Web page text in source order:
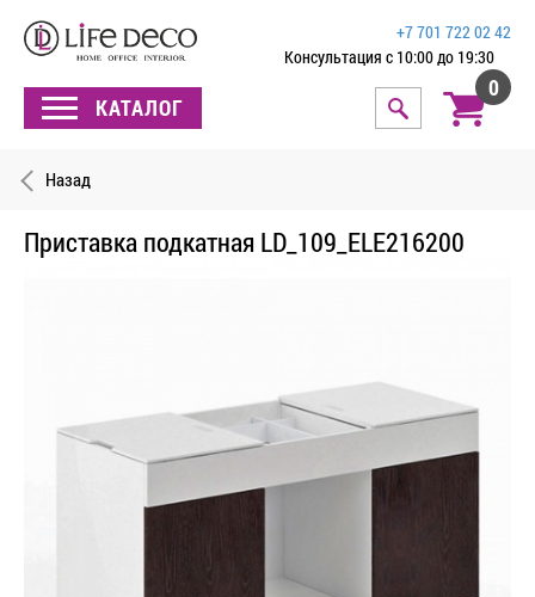
КАТАЛОГ
+7 701 722 02 42
Консультация с 10:00 до 19:30
0
Назад
Приставка подкатная LD_109_ELE216200